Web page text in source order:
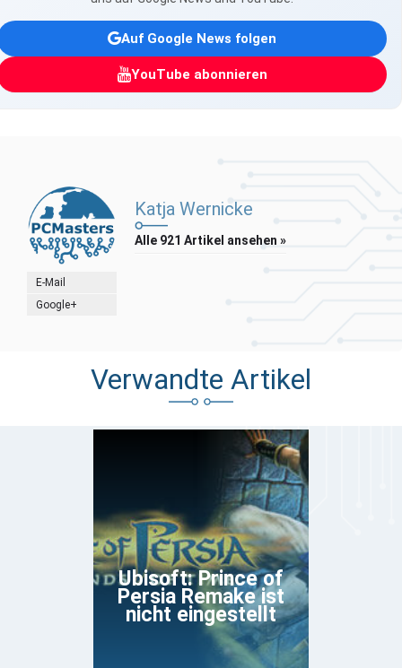
Auf Google News folgen
YouTube abonnieren
E-Mail
Google+
Katja Wernicke
Alle 921 Artikel ansehen »
Verwandte Artikel
Ubisoft: Prince of
Persia Remake ist
nicht eingestellt